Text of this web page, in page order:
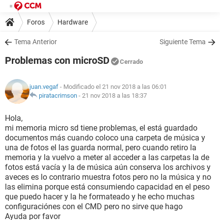
Foros Hardware
Tema Anterior Siguiente Tema
Problemas con microSD Cerrado
juan.vegaf - Modificado el 21 nov 2018 a las 06:01
piratacrimson - 21 nov 2018 a las 18:37
Hola,
mi memoria micro sd tiene problemas, el está guardado
documentos más cuando coloco una carpeta de música y
una de fotos el las guarda normal, pero cuando retiro la
memoria y la vuelvo a meter al acceder a las carpetas la de
fotos está vacía y la de música aún conserva los archivos y
aveces es lo contrario muestra fotos pero no la música y no
las elimina porque está consumiendo capacidad en el peso
que puedo hacer y la he formateado y he echo muchas
configuraciónes con el CMD pero no sirve que hago
Ayuda por favor